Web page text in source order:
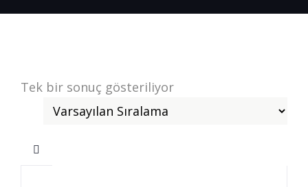
Tek bir sonuç gösteriliyor